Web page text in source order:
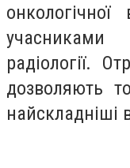
онкологічної
радіології.
дозволяють
найскладніші